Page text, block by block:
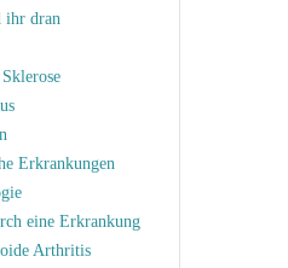
ihr dran
Erkrankungen
eine Erkrankung
Arthritis